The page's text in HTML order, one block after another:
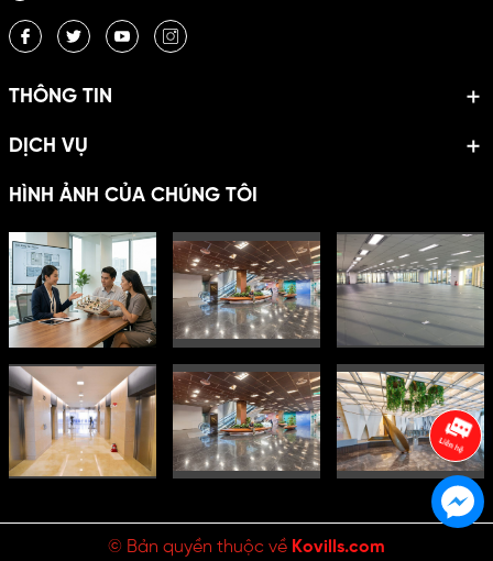
THÔNG TIN
DỊCH VỤ
HÌNH ẢNH CỦA CHÚNG TÔI
© Bản quyền thuộc về Kovills.com